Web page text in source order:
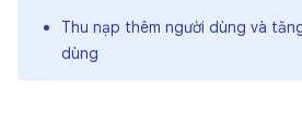
Thu nạp thêm người dùng và
dùng